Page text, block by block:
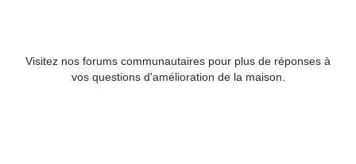
Visitez nos forums communautaires pour plus de réponses à
vos questions d'amélioration de la maison.